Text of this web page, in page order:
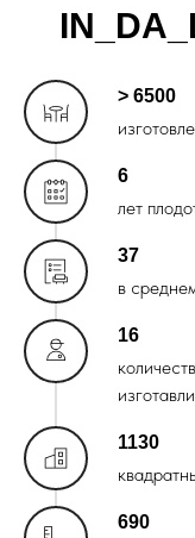
> 6500
6
лет
37
в
16
1130
690